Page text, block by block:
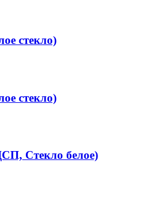
стекло)
стекло)
Стекло белое)